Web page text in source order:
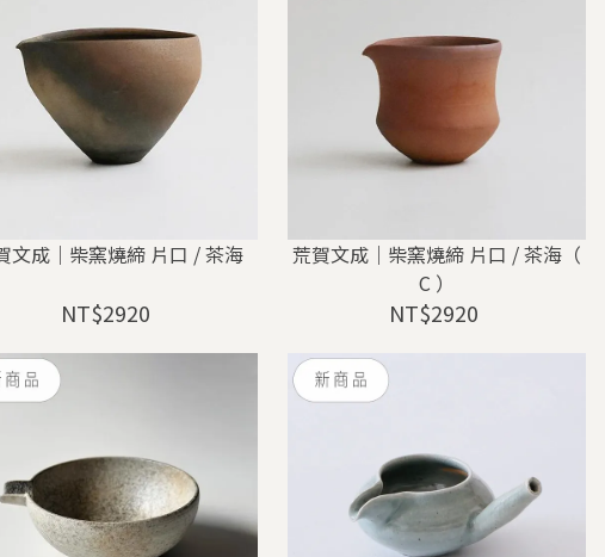
文成｜柴窯燒締 片口 / 茶海
NT$2920
荒賀文成｜柴窯燒締 片口 / 茶海（
C ）
NT$2920